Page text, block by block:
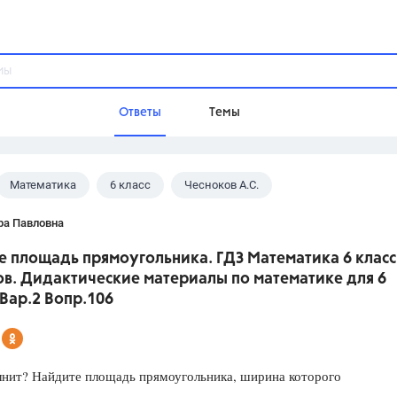
Ответы Темы
Домашнее задание
Школа
Разумовская М.М.,Габриелян
Математика 6 класс Чесноков А.С.
Павловна
площадь прямоугольника. ГДЗ Математика 6 класс
Дидактические материалы по математике для 6
Вопр.106
Найдите площадь прямоугольника, ширина которого